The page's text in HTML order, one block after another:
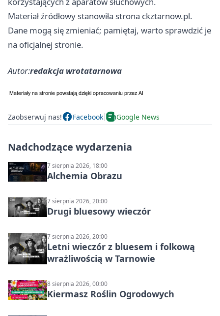
Materiał źródłowy stanowiła strona ckztarnow.pl.
Dane mogą się zmieniać; pamiętaj, warto sprawdzić je
na oficjalnej stronie.
Autor:redakcja wrotatarnowa
Zaobserwuj nas! Facebook Google News
Nadchodzące wydarzenia
7 sierpnia 2026, 18:00
Alchemia Obrazu
7 sierpnia 2026, 20:00
Drugi bluesowy wieczór
7 sierpnia 2026, 20:00
Letni wieczór z bluesem i folkową
wrażliwością w Tarnowie
8 sierpnia 2026, 00:00
Kiermasz Roślin Ogrodowych